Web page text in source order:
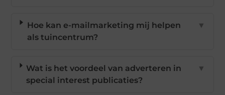
Hoe kan e-mailmarketing mij helpen
als tuincentrum?
▼
Wat is het voordeel van adverteren in
special interest publicaties?
▼